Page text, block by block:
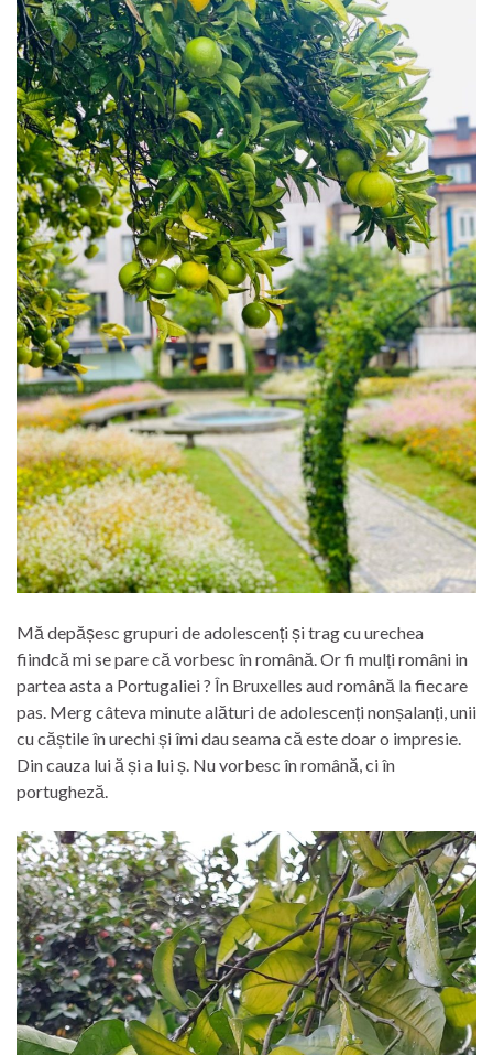
Mă depășesc grupuri de adolescenți și trag cu urechea
fiindcă mi se pare că vorbesc în română. Or fi mulți români in
partea asta a Portugaliei ? În Bruxelles aud română la fiecare
pas. Merg câteva minute alături de adolescenți nonșalanți, unii
cu căștile în urechi și îmi dau seama că este doar o impresie.
Din cauza lui ă și a lui ș. Nu vorbesc în română, ci în
portugheză.